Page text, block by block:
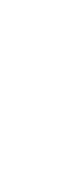
ープを初めて
登録のお時間
時間を頂戴
＜平日＞12
東京都江戸
6808-0869